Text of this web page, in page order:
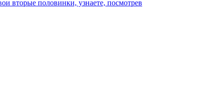
вторые половинки, узнаете, посмотрев